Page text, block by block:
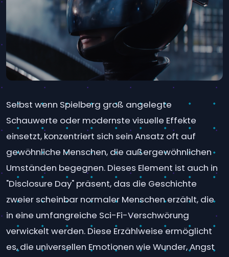
Selbst wenn Spielberg groß angelegte
Schauwerte oder modernste visuelle Effekte
einsetzt, konzentriert sich sein Ansatz oft auf
gewöhnliche Menschen, die außergewöhnlichen
Umständen begegnen. Dieses Element ist auch in
"Disclosure Day" präsent, das die Geschichte
zweier scheinbar normaler Menschen erzählt, die
in eine umfangreiche Sci-Fi-Verschwörung
verwickelt werden. Diese Erzählweise ermöglicht
es, die universellen Emotionen wie Wunder, Angst